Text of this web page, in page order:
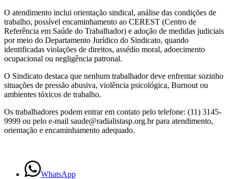
O atendimento inclui orientação sindical, análise das condições de
trabalho, possível encaminhamento ao CEREST (Centro de
Referência em Saúde do Trabalhador) e adoção de medidas judiciais
por meio do Departamento Jurídico do Sindicato, quando
identificadas violações de direitos, assédio moral, adoecimento
ocupacional ou negligência patronal.
O Sindicato destaca que nenhum trabalhador deve enfrentar sozinho
situações de pressão abusiva, violência psicológica, Burnout ou
ambientes tóxicos de trabalho.
Os trabalhadores podem entrar em contato pelo telefone: (11) 3145-
9999 ou pelo e-mail saude@radialistasp.org.br para atendimento,
orientação e encaminhamento adequado.
WhatsApp